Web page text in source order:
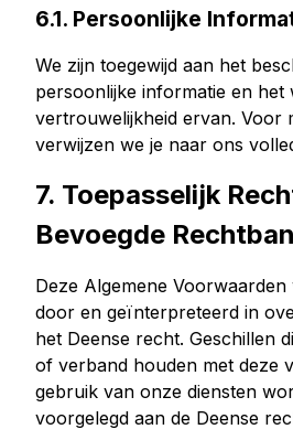
6.1. Persoonlijke
We zijn toegewijd aan het
persoonlijke informatie en het
vertrouwelijkheid ervan. Voor
verwijzen we je naar ons
7. Toepasselijk
Bevoegde
Deze Algemene
door en geïnterpreteerd in
het Deense recht. Geschillen
of verband houden met deze
gebruik van onze diensten
voorgelegd aan de Deense